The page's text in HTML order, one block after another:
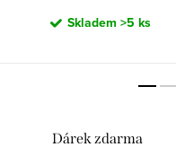
Skladem >5 ks
Dárek zdarma